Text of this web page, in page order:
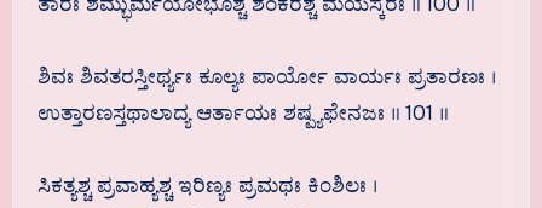
ಶಿವಃ ಶಿವತರಸ್ತೀರ್ಥ್ಯಃ ಕೂಲ್ಯಃ ಪಾರ್ಯೋ ವಾರ್ಯಃ ಪ್ರತಾರಣಃ ।
ಉತ್ತಾರಣಸ್ತಥಾಲಾದ್ಯ ಆರ್ತಾಯಃ ಶಷ್ಪ್ಯಫೇನಜಃ ॥ 101 ॥
ಸಿಕತ್ಯಶ್ಚ ಪ್ರವಾಹ್ಯಶ್ಚ ಇರಿಣ್ಯಃ ಪ್ರಮಥಃ ಕಿಂಶಿಲಃ ।